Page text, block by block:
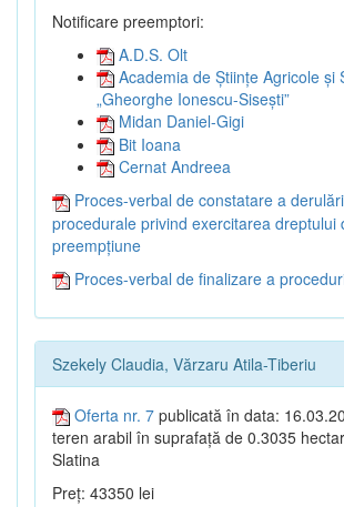
Notificare preemptori:
A.D.S. Olt
Academia de Științe Agricole și
„Gheorghe Ionescu-Sisești”
Midan Daniel-Gigi
Bit Ioana
Cernat Andreea
Proces-verbal de constatare a
procedurale privind exercitarea dreptului
preempțiune
Proces-verbal de finalizare a
Szekely Claudia, Vărzaru Atila-Tiberiu
Oferta nr. 7 publicată în data:
teren arabil în suprafață de 0.3035
Slatina
Preț: 43350 lei